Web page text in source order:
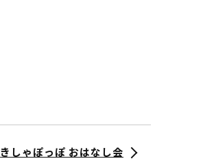
きしゃぽっぽ おはなし会